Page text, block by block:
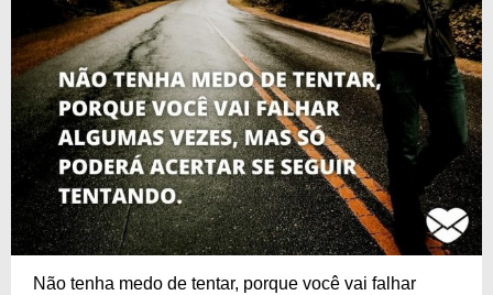
Não tenha medo de tentar, porque você vai falhar